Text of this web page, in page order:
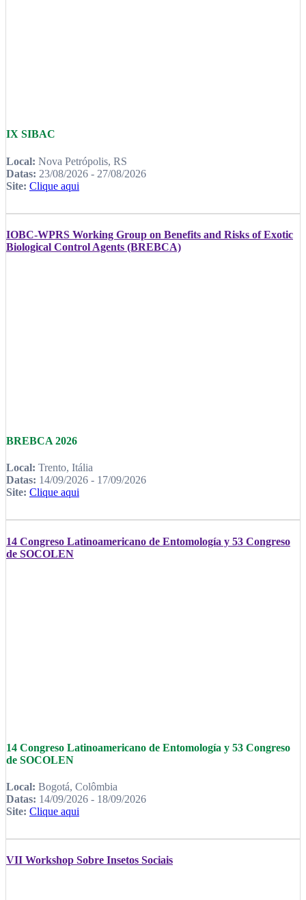
IX SIBAC
Local: Nova Petrópolis, RS
Datas: 23/08/2026 - 27/08/2026
Site: Clique aqui
IOBC-WPRS Working Group on Benefits and Risks of Exotic
Biological Control Agents (BREBCA)
BREBCA 2026
Local: Trento, Itália
Datas: 14/09/2026 - 17/09/2026
Site: Clique aqui
14 Congreso Latinoamericano de Entomología y 53 Congreso
de SOCOLEN
14 Congreso Latinoamericano de Entomología y 53 Congreso
de SOCOLEN
Local: Bogotá, Colômbia
Datas: 14/09/2026 - 18/09/2026
Site: Clique aqui
VII Workshop Sobre Insetos Sociais